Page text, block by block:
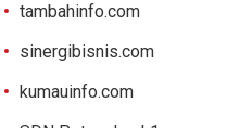
tambahinfo.com
sinergibisnis.com
kumauinfo.com